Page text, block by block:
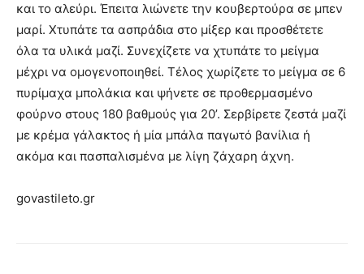
και το αλεύρι. Έπειτα λιώνετε την κουβερτούρα σε μπεν
μαρί. Χτυπάτε τα ασπράδια στο μίξερ και προσθέτετε
όλα τα υλικά μαζί. Συνεχίζετε να χτυπάτε το μείγμα
μέχρι να ομογενοποιηθεί. Τέλος χωρίζετε το μείγμα σε 6
πυρίμαχα μπολάκια και ψήνετε σε προθερμασμένο
φούρνο στους 180 βαθμούς για 20’. Σερβίρετε ζεστά μαζί
με κρέμα γάλακτος ή μία μπάλα παγωτό βανίλια ή
ακόμα και πασπαλισμένα με λίγη ζάχαρη άχνη.
govastileto.gr